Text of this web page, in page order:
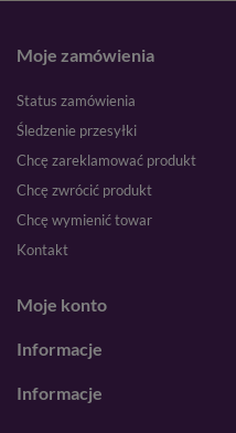
Moje zamówienia
Status zamówienia
Śledzenie przesyłki
Chcę zareklamować produkt
Chcę zwrócić produkt
Chcę wymienić towar
Kontakt
Moje konto
Informacje
Informacje